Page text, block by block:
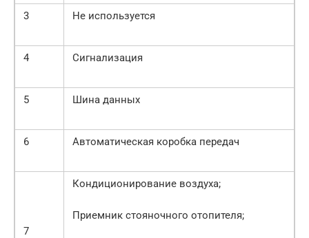
3 Не используется
4 Сигнализация
5 Шина данных
6 Автоматическая коробка передач
7
Кондиционирование воздуха;
Приемник стояночного отопителя;